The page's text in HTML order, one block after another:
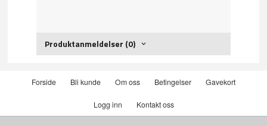
Produktanmeldelser (0)
Forside Bli kunde Om oss Betingelser Gavekort
Logg inn Kontakt oss